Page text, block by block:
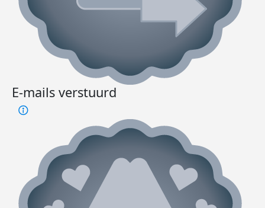
E-mails verstuurd